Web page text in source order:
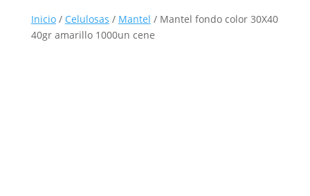
Inicio/ Celulosas / Mantel / Mantel fondo color 30X40
40gr amarillo 1000un cene